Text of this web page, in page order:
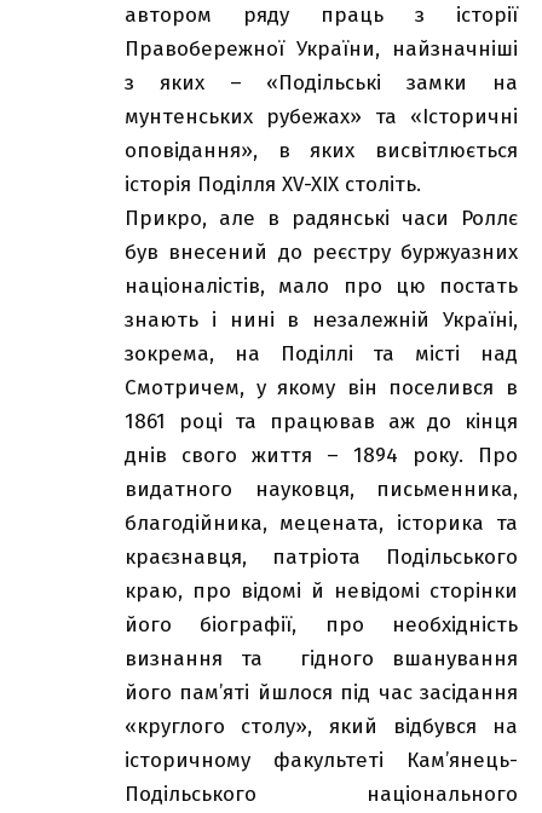
автором ряду праць з історії
Правобережної України, найзначніші
з яких – «Подільські замки на
мунтенських рубежах» та «Історичні
оповідання», в яких висвітлюється
історія Поділля XV-XIX століть.
Прикро, але в радянські часи Роллє
був внесений до реєстру буржуазних
націоналістів, мало про цю постать
знають і нині в незалежній Україні,
зокрема, на Поділлі та місті над
Смотричем, у якому він поселився в
1861 році та працював аж до кінця
днів свого життя – 1894 року. Про
видатного науковця, письменника,
благодійника, мецената, історика та
краєзнавця, патріота Подільського
краю, про відомі й невідомі сторінки
його біографії, про необхідність
визнання та гідного вшанування
його пам’яті йшлося під час засідання
«круглого столу», який відбувся на
історичному факультеті Кам’янець-
Подільського національного